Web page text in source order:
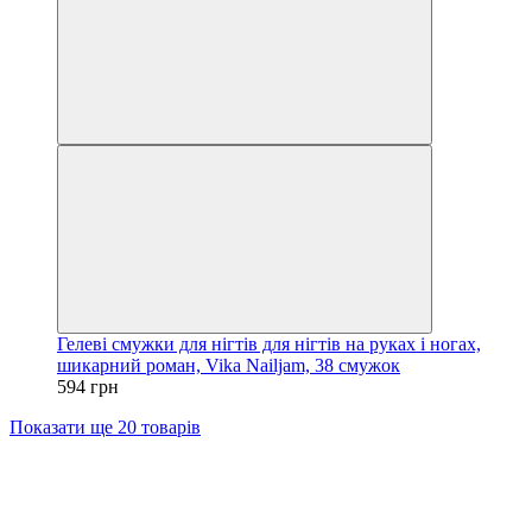
Гелеві смужки для нігтів для нігтів на руках і ногах,
шикарний роман, Vika Nailjam, 38 смужок
594 грн
Показати ще 20 товарів